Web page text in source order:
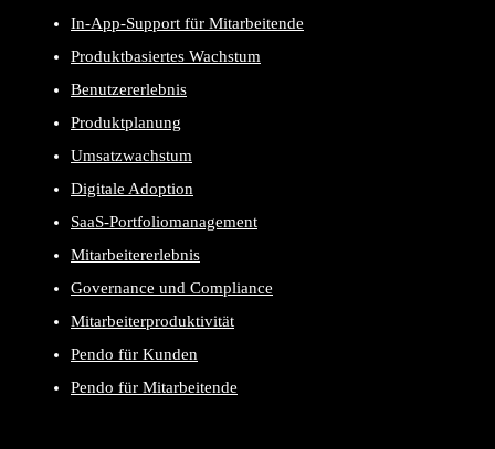
In-App-Support für Mitarbeitende
Produktbasiertes Wachstum
Benutzererlebnis
Produktplanung
Umsatzwachstum
Digitale Adoption
SaaS-Portfoliomanagement
Mitarbeitererlebnis
Governance und Compliance
Mitarbeiterproduktivität
Pendo für Kunden
Pendo für Mitarbeitende